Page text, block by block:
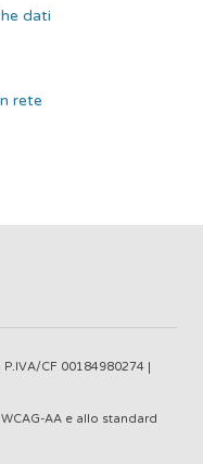
dati
rete
CF 00184980274 |
AA e allo standard